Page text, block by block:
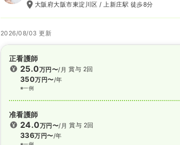
大阪府大阪市東淀川区 / 上新庄駅 徒歩8分
2026/08/03 更新
正看護師
25.0万円〜/月
350万円〜/年
※一例
賞与 2回
准看護師
24.0万円〜/月
336万円〜/年
賞与 2回